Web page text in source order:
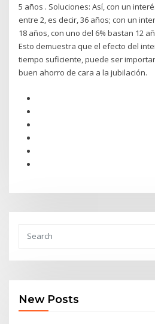
5 años . Soluciones: Así, con un
entre 2, es decir, 36 años; con un
18 años, con uno del 6% bastan 12
Esto demuestra que el efecto del
tiempo suficiente, puede ser
buen ahorro de cara a la jubilación.
New Posts